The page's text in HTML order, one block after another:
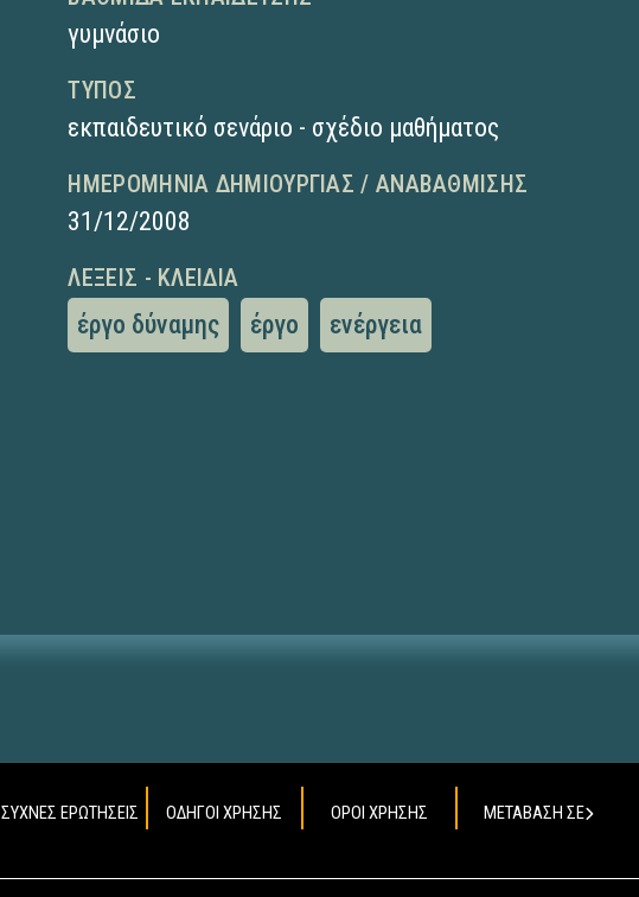
γυμνάσιο
ΤΎΠΟΣ
εκπαιδευτικό σενάριο - σχέδιο μαθήματος
ΗΜΕΡΟΜΗΝΊΑ ΔΗΜΙΟΥΡΓΊΑΣ / ΑΝΑΒΆΘΜΙΣΗΣ
31/12/2008
ΛΈΞΕΙΣ - ΚΛΕΙΔΙΆ
έργο δύναμης έργο ενέργεια
ΣΥΧΝΕΣ ΕΡΩΤΗΣΕΙΣ ΟΔΗΓΟΙ ΧΡΗΣΗΣ ΟΡΟΙ ΧΡΗΣΗΣ ΜΕΤΑΒΑΣΗ ΣΕ